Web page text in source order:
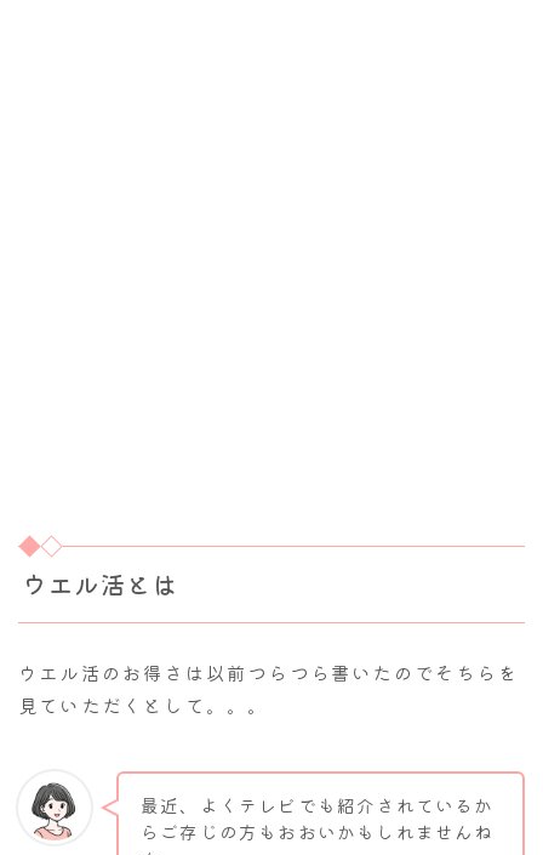
ウエル活とは
ウエル活のお得さは以前つらつら書いたのでそちらを
見ていただくとして。。。
最近、よくテレビでも紹介されているか
らご存じの方もおおいかもしれませんね